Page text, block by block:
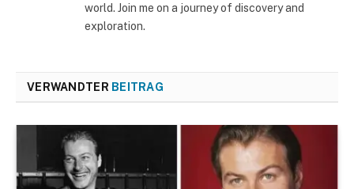
world. Join me on a journey of discovery and
exploration.
VERWANDTER BEITRAG